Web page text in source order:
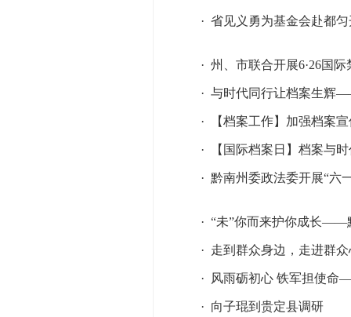
· 省见义勇为基金会赴都
· 州、市联合开展6·26国
· 与时代同行让档案生辉
· 【档案工作】加强档案
· 【国际档案日】档案与
· 黔南州委政法委开展“六
· “未”你而来护你成长——
· 走到群众身边，走进群
· 风雨砺初心 铁军担使命
· 向子琨到贵定县调研